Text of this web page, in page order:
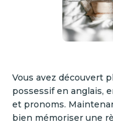
Vous avez découvert
possessif en anglais,
et pronoms.
bien mémoriser une